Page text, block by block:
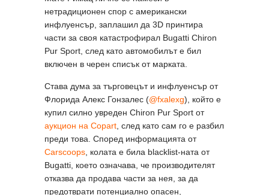
нетрадиционен спор с американски
инфлуенсър, заплашил да 3D принтира
части за своя катастрофирал Bugatti Chiron
Pur Sport, след като автомобилът е бил
включен в черен списък от марката.
Става дума за търговецът и инфлуенсър от
Флорида Алекс Гонзалес (@fxalexg), който е
купил силно увреден Chiron Pur Sport от
аукцион на Copart , след като сам го е разбил
преди това. Според информацията от
Carscoops , колата е била blacklist-ната от
Bugatti, което означава, че производителят
отказва да продава части за нея, за да
предотврати потенциално опасен,